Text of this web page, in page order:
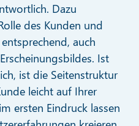
Dazu
des Kunden und
auch
Ist
ist die Seitenstruktur
leicht auf Ihrer
ersten Eindruck lassen